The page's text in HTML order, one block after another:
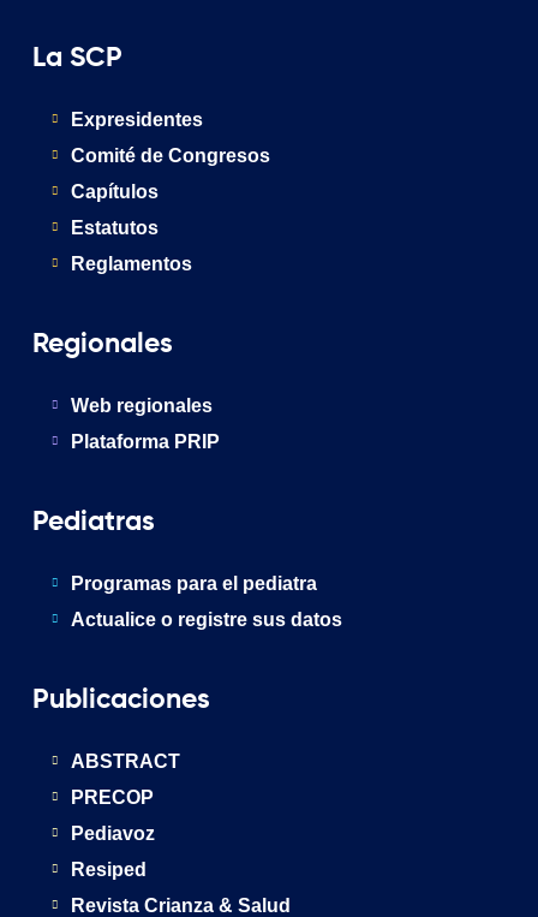
La SCP
Expresidentes
Comité de Congresos
Capítulos
Estatutos
Reglamentos
Regionales
Web regionales
Plataforma PRIP
Pediatras
Programas para el pediatra
Actualice o registre sus datos
Publicaciones
ABSTRACT
PRECOP
Pediavoz
Resiped
Revista Crianza & Salud